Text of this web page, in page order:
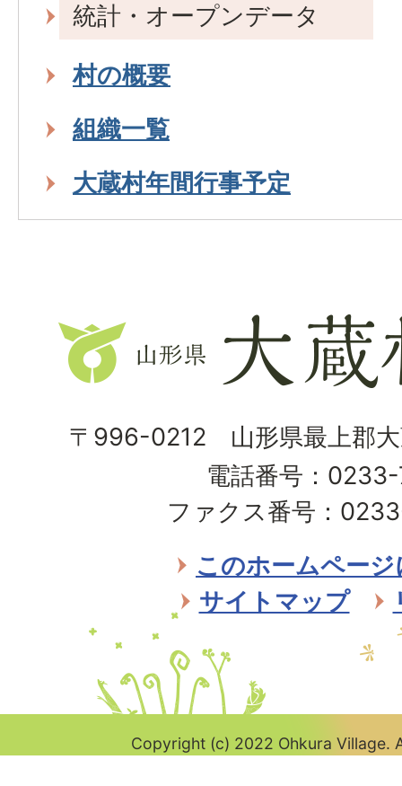
統計・オープンデータ
村の概要
組織一覧
大蔵村年間行事予定
山
形
大
〒996-0212 山形県最上郡
電話番号：
ファクス番号：
このホームペー
サイトマップ
Copyright (c) 2022 Ohkura Village.